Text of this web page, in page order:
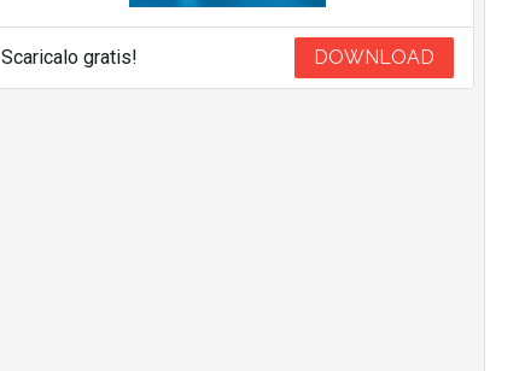
Scaricalo gratis! DOWNLOAD